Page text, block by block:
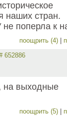
наших стран.
поперла к
поощрить (4)
652886
на выходные
поощрить (5)